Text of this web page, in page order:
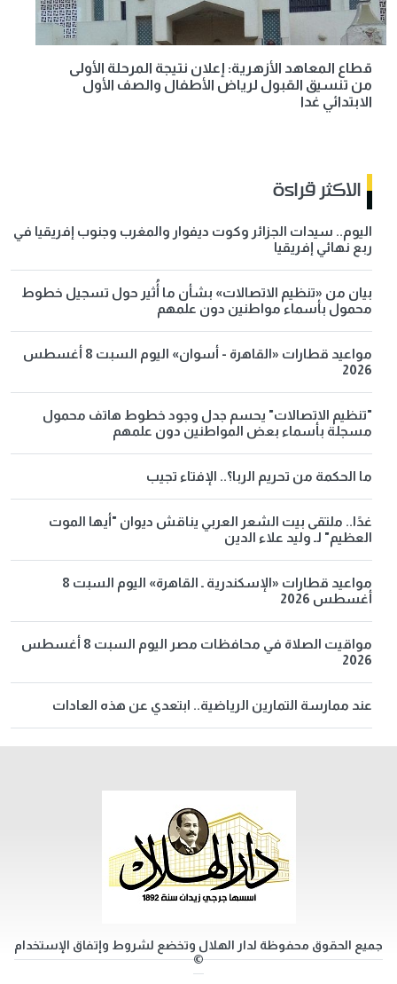
قطاع المعاهد الأزهرية: إعلان نتيجة المرحلة الأولى
من تنسيق القبول لرياض الأطفال والصف الأول
الابتدائي غدا
الاكثر قراءة
اليوم.. سيدات الجزائر وكوت ديفوار والمغرب وجنوب إفريقيا في
ربع نهائي إفريقيا
بيان من «تنظيم الاتصالات» بشأن ما أُثير حول تسجيل خطوط
محمول بأسماء مواطنين دون علمهم
مواعيد قطارات «القاهرة - أسوان» اليوم السبت 8 أغسطس
2026
"تنظيم الاتصالات" يحسم جدل وجود خطوط هاتف محمول
مسجلة بأسماء بعض المواطنين دون علمهم
ما الحكمة من تحريم الربا؟.. الإفتاء تجيب
غدًا.. ملتقى بيت الشعر العربي يناقش ديوان "أيها الموت
العظيم" لـ وليد علاء الدين
مواعيد قطارات «الإسكندرية ـ القاهرة» اليوم السبت 8
أغسطس 2026
مواقيت الصلاة في محافظات مصر اليوم السبت 8 أغسطس
2026
عند ممارسة التمارين الرياضية.. ابتعدي عن هذه العادات
جميع الحقوق محفوظة لدار الهلال وتخضع لشروط وإتفاق الإستخدام
©